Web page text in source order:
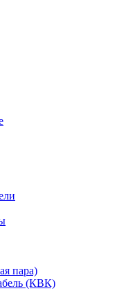
пара)
(КВК)